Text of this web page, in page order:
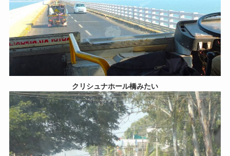
クリシュナホール橋みたい